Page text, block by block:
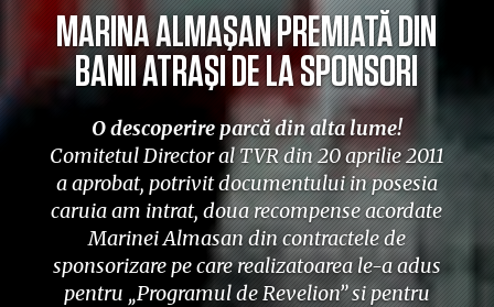
MARINA ALMAŞAN PREMIATĂ DIN
BANII ATRAŞI DE LA SPONSORI
O descoperire parcă din alta lume!
Comitetul Director al TVR din 20 aprilie 2011
a aprobat, potrivit documentului in posesia
caruia am intrat, doua recompense acordate
Marinei Almasan din contractele de
sponsorizare pe care realizatoarea le-a adus
pentru „Programul de Revelion” si pentru